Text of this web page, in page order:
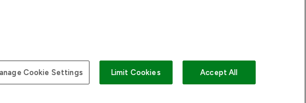
avec
Cookie Settings Limit Cookies Accept All